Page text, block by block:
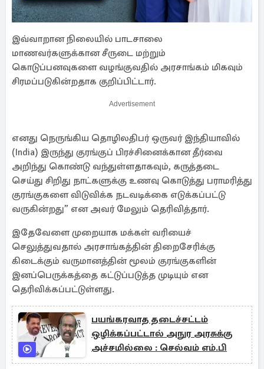
இவ்வாறான நிலையில் பாடசாலை
மாணவர்களுக்கான சீருடை மற்றும்
கொடுப்பனவுகளை வழங்குவதில் அரசாங்கம் மிகவும்
சிரமப்படுகின்றதாக குறிப்பிட்டார்.
Advertisement
எனது நெருங்கிய தொழிலதிபர் ஒருவர் இந்தியாவில்
(India) இருந்து குரங்குப் பிரச்சினைக்கான தீர்வை
அறிந்து கொண்டு வந்துள்ளதாகவும், கருத்தடை
செய்து சிறிது நாட்களுக்கு உணவு கொடுத்து பராமரித்து
குரங்குகளை விடுவிக்க நடவடிக்கை எடுக்கப்பட்டு
வருகின்றது” என அவர் மேலும் தெரிவித்தார்.
இதேவேளை முறையாக மக்கள் வரியைச்
செலுத்துவதால் அரசாங்கத்தின் திறைசேரிக்கு
கிடைக்கும் வருமானத்தின் மூலம் குரங்குகளின்
இனப்பெருக்கத்தை கட்டுப்படுத்த முடியும் என
தெரிவிக்கப்பட்டுள்ளது.
பயங்கரவாத தடைச்சட்டம்
ஒழிக்கப்பட்டால் அநுர அரசுக்கு
அச்சமில்லை : செல்வம் எம்.பி